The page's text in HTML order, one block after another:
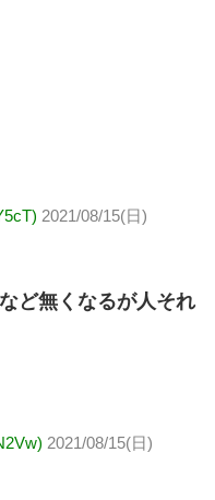
2021/08/15(日)
ど無くなるが人それ
2021/08/15(日)